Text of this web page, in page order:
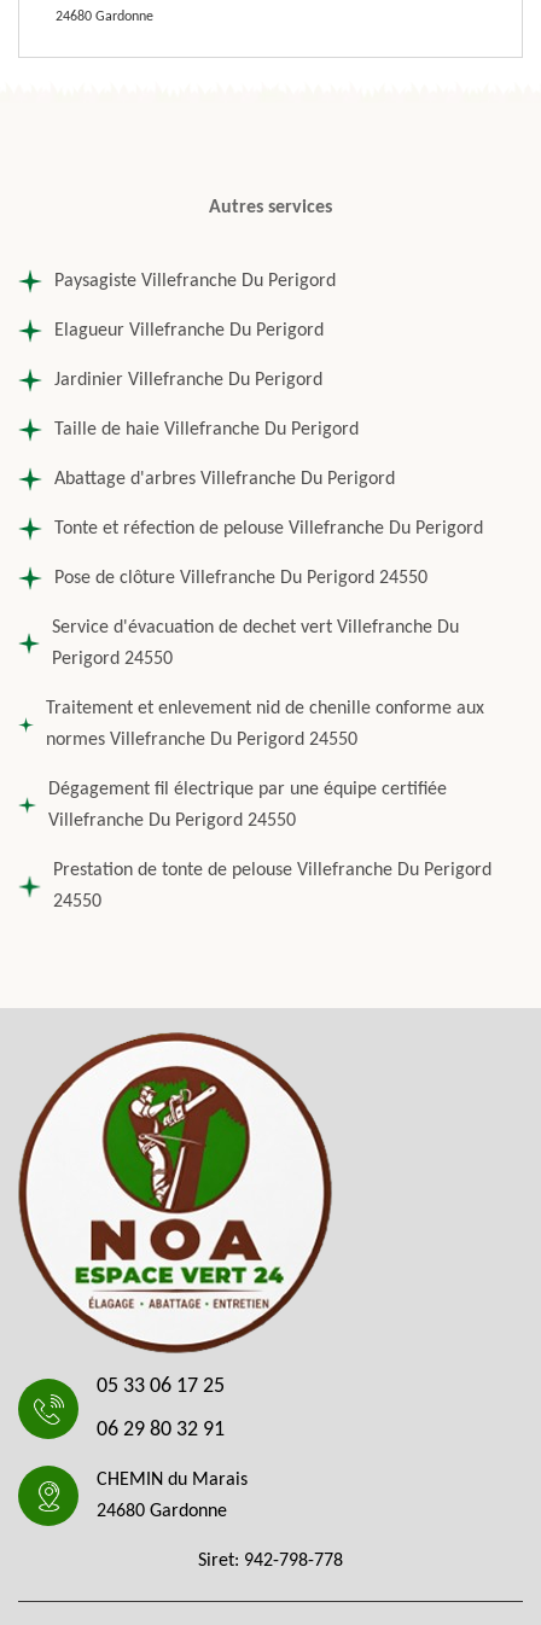
24680 Gardonne
Autres services
Paysagiste Villefranche Du Perigord
Elagueur Villefranche Du Perigord
Jardinier Villefranche Du Perigord
Taille de haie Villefranche Du Perigord
Abattage d'arbres Villefranche Du Perigord
Tonte et réfection de pelouse Villefranche Du Perigord
Pose de clôture Villefranche Du Perigord 24550
Service d'évacuation de dechet vert Villefranche Du
Perigord 24550
Traitement et enlevement nid de chenille conforme aux
normes Villefranche Du Perigord 24550
Dégagement fil électrique par une équipe certifiée
Villefranche Du Perigord 24550
Prestation de tonte de pelouse Villefranche Du Perigord
24550
05 33 06 17 25
06 29 80 32 91
CHEMIN du Marais
24680 Gardonne
Siret: 942-798-778